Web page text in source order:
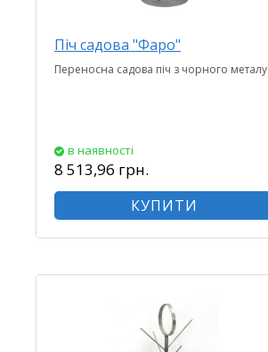
Піч садова "Фаро"
Переносна садова піч з чорного металу
в наявності
8 513,96 грн.
КУПИТИ